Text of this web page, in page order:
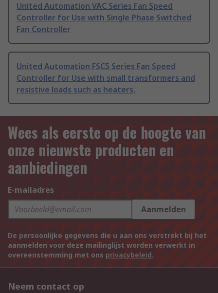
United Automation VAC Series Fan Speed
Controller for Use with Single Phase Switched
Fan Controller
United Automation FSC5 Series Fan Speed
Controller for Use with small transformers and
resistive loads such as heaters,
Wees als eerste op de hoogte van
onze nieuwste producten en
aanbiedingen
E-mailadres
Aanmelden
De persoonlijke gegevens die u aan ons verstrekt bij het
aanmelden voor deze mailinglijst worden verwerkt in
overeenstemming met ons privacybeleid.
Neem contact op